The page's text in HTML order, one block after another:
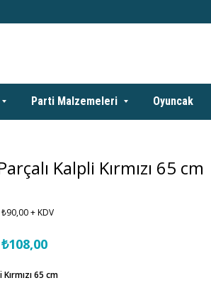
Parti Malzemeleri Oyuncak
Kalpli Kırmızı 65 cm
₺90,00+ KDV
₺108,00
65 cm